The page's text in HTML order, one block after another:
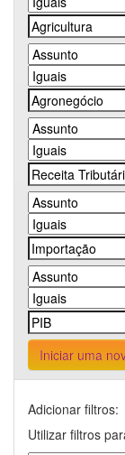
Iniciar uma
Adicionar filtros:
Utilizar filtros